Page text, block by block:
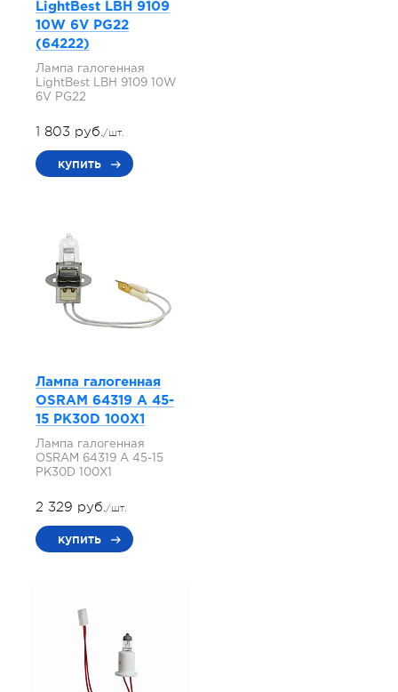
LightBest LBH 9109
10W 6V PG22
(64222)
Лампа галогенная
LightBest LBH 9109 10W
6V PG22
1 803 руб./шт.
купить
Лампа галогенная
OSRAM 64319 A 45-
15 PK30D 100X1
Лампа галогенная
OSRAM 64319 A 45-15
PK30D 100X1
2 329 руб./шт.
купить